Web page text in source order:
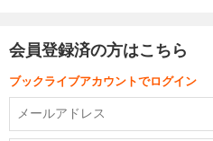
会員登録済の方はこちら
ブックライブアカウントでログイン